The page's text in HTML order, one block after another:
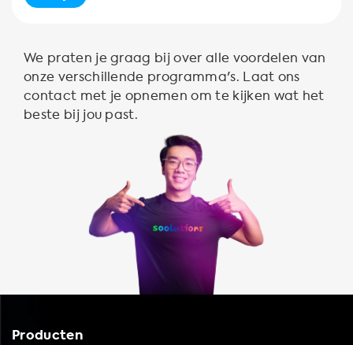
We praten je graag bij over alle voordelen van
onze verschillende programma's. Laat ons
contact met je opnemen om te kijken wat het
beste bij jou past.
Producten